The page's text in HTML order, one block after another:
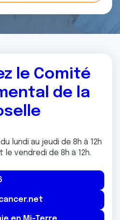
que vous leur avez fournies
de votre utilisation de leurs
le Comité
de la
lundi au jeudi de 8h à 12h
le vendredi de 8h à 12h.